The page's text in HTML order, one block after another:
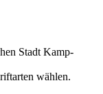
Stadt Kamp-
wählen.